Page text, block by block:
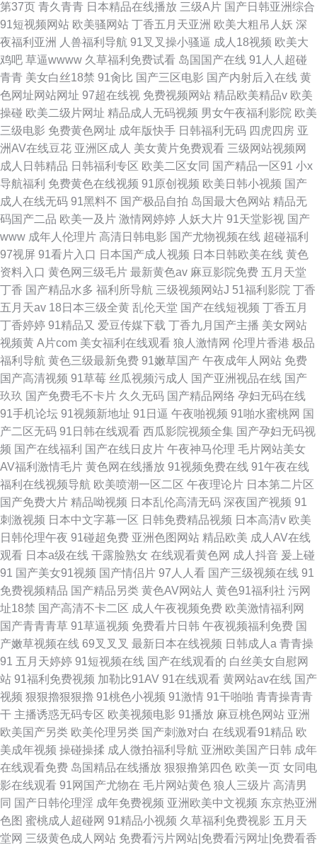
第37页 青久青青 日本精品在线播放 三级A片 国产日韩亚洲综合
91短视频网站 欧美骚网站 丁香五月天亚洲 欧美大粗吊人妖 深
夜福利亚洲
人兽福利导航 91叉叉操小骚逼 成人18视频 欧美大
鸡吧 草逼wwww 久草福利免费试看 岛国国产在线 91人人超碰
青青 美女白丝18禁 91肏比 国产三区电影 国产内射后入在线 黄
色网址网站网址 97超在线视 免费视频网站 精品欧美精品v 欧美
操碰 欧美二级片网址 精品成人无码视频 男女午夜福利影院 欧美
三级电影 免费黄色网址 成年版快手 日韩福利无码 四虎四房 亚
洲AV在线豆花 亚洲区成人 美女黄片免费观看 三级网站视频网
成人日韩精品 日韩福利专区 欧美二区女同 国产精品一区91 小x
导航福利 免费黄色在线视频 91原创视频 欧美日韩小视频 国产
成人在线无码 91黑料不 国产极品自拍 岛国最大色网站 精品无
码国产二品 欧美一及片 激情网婷婷 人妖大片 91天堂影视 国产
www 成年人伦理片 高清日韩电影 国产尤物视频在线 超碰福利
97视屏 91看片入口 日本国产成人视频 日本日韩欧美在线 黄色
资料入口 黄色网三级毛片 最新黄色av 麻豆影院免费 五月天堂
丁香 国产精品水多 福利所导航 三级视频网站J 51福利影院 丁香
五月天av 18日本三级全黄 乱伦天堂 国产在线短视频 丁香五月
丁香婷婷 91精品又 爱豆传媒下载 丁香九月国产主播 美女网站
视频黄 A片com 美女福利在线观看 狼人激情网 伦理片香港 极品
福利导航 黄色三级最新免费 91嫩草国产 午夜成年人网站 免费
国产高清视频 91草莓 丝瓜视频污成人 国产亚洲视品在线 国产
玖玖 国产免费毛不卡片 久久无码 国产精品网络 孕妇无码在线
91手机论坛 91视频新地址 91日逼 午夜啪视频 91啪水蜜桃网 国
产二区无码 91日韩在线观看 西瓜影院视频全集 国产孕妇无码视
频 国产在线福利 国产在线日皮片 午夜神马伦理 毛片网站美女
AV福利激情毛片 黄色网在线播放 91视频免费在线 91午夜在线
福利在线视频导航 欧美喷潮一区二区 午夜理论片 日本第二片区
国产免费大片 精品呦视频 日本乱伦高清无码 深夜国产视频 91
刺激视频 日本中文字幕一区 日韩免费精品视频 日本高清v 欧美
日韩伦理午夜 91碰超免费 亚洲色图网站 精品欧美 成人AV在线
观看 日本a级在线 干露脸熟女 在线观看黄色网 成人抖音 爰上碰
91 国产美女91视频 国产情侣片 97人人看 国产三级视频在线 91
免费视频精品 国产精品另类 黄色AV网站人 黄色91福利社 污网
址18禁 国产高清不卡二区 成人午夜视频免费 欧美激情福利网
国产青青青草 91草逼视频 免费看片日韩 午夜视频福利免费 国
产嫩草视频在线 69叉叉叉 最新日本在线视频 日韩成人a 青青操
91 五月天婷婷 91短视频在线 国产在线观看的 白丝美女自慰网
站 91福利免费视频 加勒比91AV 91在线观看 黄网站av在线 国产
视频 狠狠擼狠狠擼 91桃色小视频 91激情 91干啪啪 青青操青青
干 主播诱惑无码专区 欧美视频电影 91播放 麻豆桃色网站 亚洲
欧美国产另类 欧美伦理另类 国产刺激对白 在线观看91精品 欧
美成年视频 操碰操揉 成人微拍福利导航 亚洲欧美国产日韩 成年
在线观看免费 岛国精品在线播放 狠狠撸第四色 欧美一页 女同电
影在线观看 91网国产尤物在 毛片网站黄色 狼人三级片 高清男
同 国产日韩伦理淫 成年免费视频 亚洲欧美中文视频 东京热亚洲
色图 蜜桃成人超碰网 91精品小视频 久草福利免费视影 五月天
堂网 三级黄色成人网站 免费看污片网站|免费看污网址|免费看香